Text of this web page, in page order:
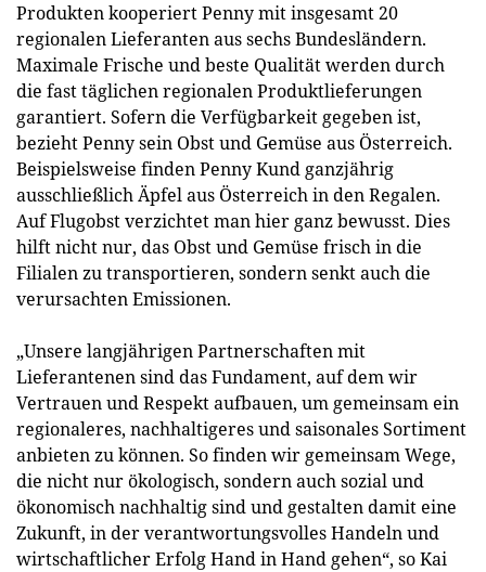
Produkten kooperiert Penny mit insgesamt 20
regionalen Lieferanten aus sechs Bundesländern.
Maximale Frische und beste Qualität werden durch
die fast täglichen regionalen Produktlieferungen
garantiert. Sofern die Verfügbarkeit gegeben ist,
bezieht Penny sein Obst und Gemüse aus Österreich.
Beispielsweise finden Penny Kund ganzjährig
ausschließlich Äpfel aus Österreich in den Regalen.
Auf Flugobst verzichtet man hier ganz bewusst. Dies
hilft nicht nur, das Obst und Gemüse frisch in die
Filialen zu transportieren, sondern senkt auch die
verursachten Emissionen.
„Unsere langjährigen Partnerschaften mit
Lieferantenen sind das Fundament, auf dem wir
Vertrauen und Respekt aufbauen, um gemeinsam ein
regionaleres, nachhaltigeres und saisonales Sortiment
anbieten zu können. So finden wir gemeinsam Wege,
die nicht nur ökologisch, sondern auch sozial und
ökonomisch nachhaltig sind und gestalten damit eine
Zukunft, in der verantwortungsvolles Handeln und
wirtschaftlicher Erfolg Hand in Hand gehen“, so Kai